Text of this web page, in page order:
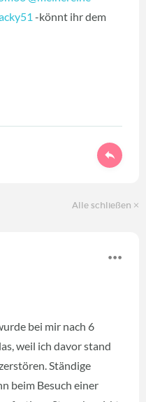
-könnt ihr dem
Alle schließen
bei mir nach 6
weil ich davor stand
Ständige
beim Besuch einer